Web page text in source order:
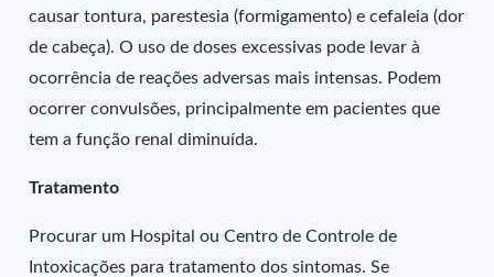
causar tontura, parestesia (formigamento) e cefaleia (dor
de cabeça). O uso de doses excessivas pode levar à
ocorrência de reações adversas mais intensas. Podem
ocorrer convulsões, principalmente em pacientes que
tem a função renal diminuída.
Tratamento
Procurar um Hospital ou Centro de Controle de
Intoxicações para tratamento dos sintomas. Se